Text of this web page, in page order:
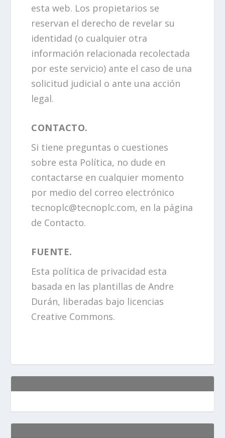
esta web. Los propietarios se
reservan el derecho de revelar su
identidad (o cualquier otra
información relacionada recolectada
por este servicio) ante el caso de una
solicitud judicial o ante una acción
legal.
CONTACTO.
Si tiene preguntas o cuestiones
sobre esta Política, no dude en
contactarse en cualquier momento
por medio del correo electrónico
tecnoplc@tecnoplc.com, en la página
de Contacto.
FUENTE.
Esta política de privacidad esta
basada en las plantillas de Andre
Durán, liberadas bajo licencias
Creative Commons.